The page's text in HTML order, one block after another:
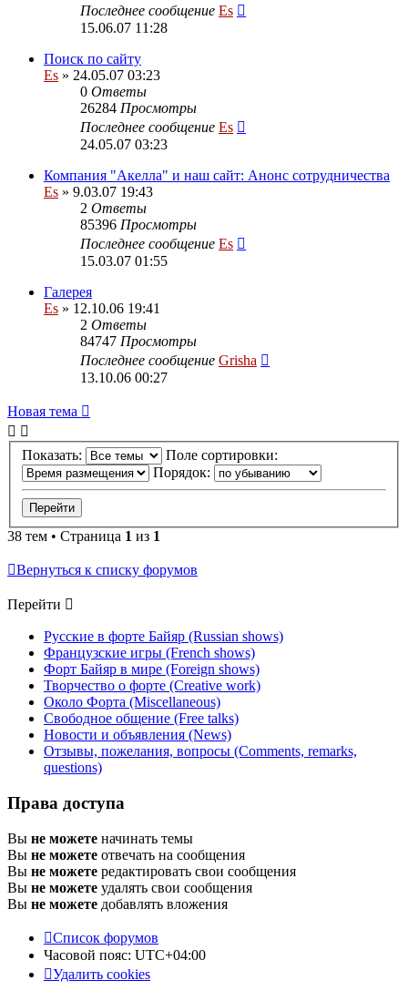
Последнее сообщение Es
15.06.07 11:28
Поиск по сайту
Es » 24.05.07 03:23
0 Ответы
26284 Просмотры
Последнее сообщение Es
24.05.07 03:23
Компания "Акелла" и наш сайт: Анонс сотрудничества
Es » 9.03.07 19:43
2 Ответы
85396 Просмотры
Последнее сообщение Es
15.03.07 01:55
Галерея
Es » 12.10.06 19:41
2 Ответы
84747 Просмотры
Последнее сообщение Grisha
13.10.06 00:27
Новая тема
Показать:
Поле сортировки:
Порядок:
38 тем • Страница 1 из 1
Вернуться к списку форумов
Перейти
Русские в форте Байяр (Russian shows)
Французские игры (French shows)
Форт Байяр в мире (Foreign shows)
Творчество о форте (Creative work)
Около Форта (Miscellaneous)
Свободное общение (Free talks)
Новости и объявления (News)
Отзывы, пожелания, вопросы (Comments, remarks,
questions)
Права доступа
Вы не можете начинать темы
Вы не можете отвечать на сообщения
Вы не можете редактировать свои сообщения
Вы не можете удалять свои сообщения
Вы не можете добавлять вложения
Список форумов
Часовой пояс: UTC+04:00
Удалить cookies